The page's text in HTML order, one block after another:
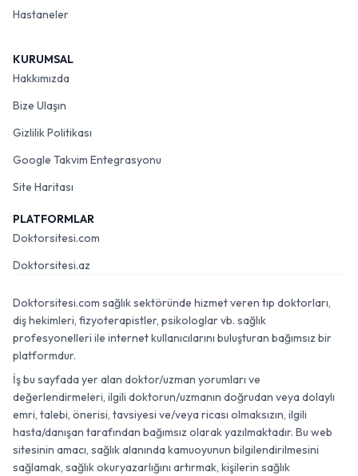
Hastaneler
KURUMSAL
Hakkımızda
Bize Ulaşın
Gizlilik Politikası
Google Takvim Entegrasyonu
Site Haritası
PLATFORMLAR
Doktorsitesi.com
Doktorsitesi.az
Doktorsitesi.com sağlık sektöründe hizmet veren tıp doktorları,
diş hekimleri, fizyoterapistler, psikologlar vb. sağlık
profesyonelleri ile internet kullanıcılarını buluşturan bağımsız bir
platformdur.
İş bu sayfada yer alan doktor/uzman yorumları ve
değerlendirmeleri, ilgili doktorun/uzmanın doğrudan veya dolaylı
emri, talebi, önerisi, tavsiyesi ve/veya ricası olmaksızın, ilgili
hasta/danışan tarafından bağımsız olarak yazılmaktadır. Bu web
sitesinin amacı, sağlık alanında kamuoyunun bilgilendirilmesini
sağlamak, sağlık okuryazarlığını artırmak, kişilerin sağlık